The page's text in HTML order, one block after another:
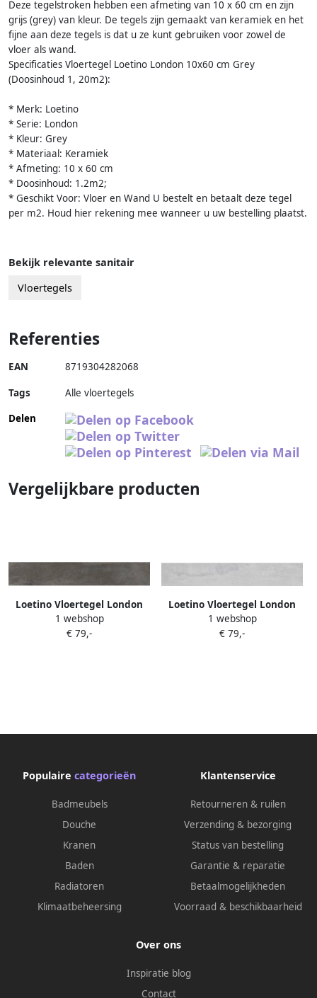
Deze tegelstroken hebben een afmeting van 10 x 60 cm en zijn
grijs (grey) van kleur. De tegels zijn gemaakt van keramiek en het
fijne aan deze tegels is dat u ze kunt gebruiken voor zowel de
vloer als wand.
Specificaties Vloertegel Loetino London 10x60 cm Grey
(Doosinhoud 1, 20m2):
* Merk: Loetino
* Serie: London
* Kleur: Grey
* Materiaal: Keramiek
* Afmeting: 10 x 60 cm
* Doosinhoud: 1.2m2;
* Geschikt Voor: Vloer en Wand U bestelt en betaalt deze tegel
per m2. Houd hier rekening mee wanneer u uw bestelling plaatst.
Bekijk relevante sanitair
Vloertegels
Referenties
EAN 8719304282068
Tags
Alle vloertegels
Delen
Vergelijkbare producten
Loetino Vloertegel London
10x60 cm Clay
1 webshop
€ 79,-
Loetino Vloertegel London
10x60 cm White
1 webshop
€ 79,-
Populaire categorieën
Badmeubels
Douche
Kranen
Baden
Radiatoren
Klimaatbeheersing
Klantenservice
Retourneren & ruilen
Verzending & bezorging
Status van bestelling
Garantie & reparatie
Betaalmogelijkheden
Voorraad & beschikbaarheid
Over ons
Inspiratie blog
Contact